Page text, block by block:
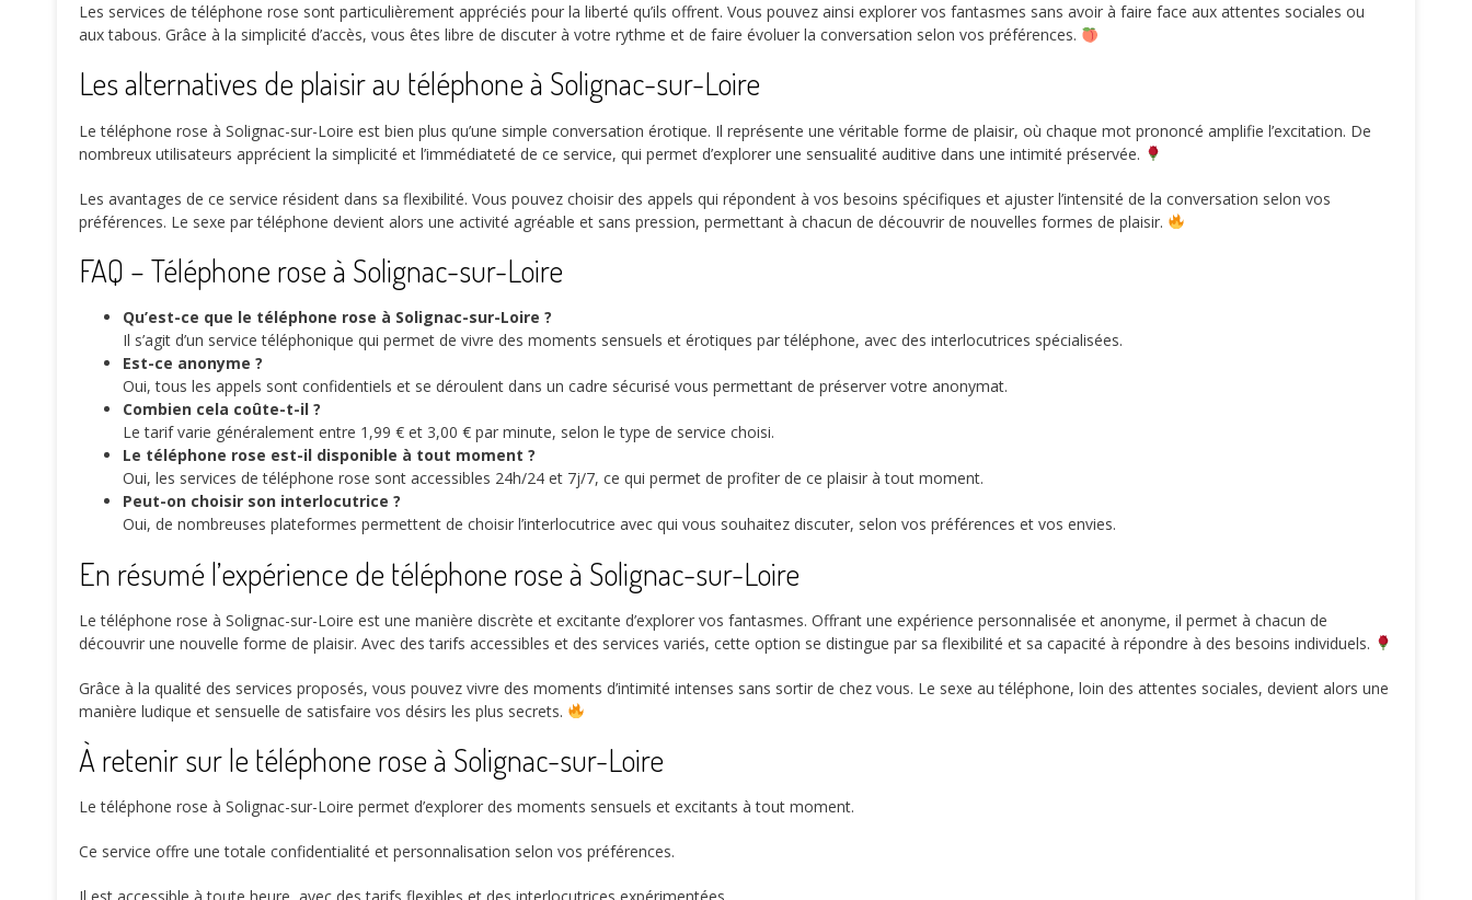
Les services de téléphone rose sont particulièrement appréciés pour la liberté qu’ils offrent. Vous pouvez ainsi explorer vos fantasmes sans avoir à faire face aux attentes sociales ou
aux tabous. Grâce à la simplicité d’accès, vous êtes libre de discuter à votre rythme et de faire évoluer la conversation selon vos préférences.
Les alternatives de plaisir au téléphone à Solignac-sur-Loire
Le téléphone rose à Solignac-sur-Loire est bien plus qu’une simple conversation érotique. Il représente une véritable forme de plaisir, où chaque mot prononcé amplifie l’excitation. De
nombreux utilisateurs apprécient la simplicité et l’immédiateté de ce service, qui permet d’explorer une sensualité auditive dans une intimité préservée.
Les avantages de ce service résident dans sa flexibilité. Vous pouvez choisir des appels qui répondent à vos besoins spécifiques et ajuster l’intensité de la conversation selon vos
préférences. Le sexe par téléphone devient alors une activité agréable et sans pression, permettant à chacun de découvrir de nouvelles formes de plaisir.
FAQ – Téléphone rose à Solignac-sur-Loire
Qu’est-ce que le téléphone rose à Solignac-sur-Loire ?
Il s’agit d’un service téléphonique qui permet de vivre des moments sensuels et érotiques par téléphone, avec des interlocutrices spécialisées.
Est-ce anonyme ?
Oui, tous les appels sont confidentiels et se déroulent dans un cadre sécurisé vous permettant de préserver votre anonymat.
Combien cela coûte-t-il ?
Le tarif varie généralement entre 1,99 € et 3,00 € par minute, selon le type de service choisi.
Le téléphone rose est-il disponible à tout moment ?
Oui, les services de téléphone rose sont accessibles 24h/24 et 7j/7, ce qui permet de profiter de ce plaisir à tout moment.
Peut-on choisir son interlocutrice ?
Oui, de nombreuses plateformes permettent de choisir l’interlocutrice avec qui vous souhaitez discuter, selon vos préférences et vos envies.
En résumé l’expérience de téléphone rose à Solignac-sur-Loire
Le téléphone rose à Solignac-sur-Loire est une manière discrète et excitante d’explorer vos fantasmes. Offrant une expérience personnalisée et anonyme, il permet à chacun de
découvrir une nouvelle forme de plaisir. Avec des tarifs accessibles et des services variés, cette option se distingue par sa flexibilité et sa capacité à répondre à des besoins individuels.
Grâce à la qualité des services proposés, vous pouvez vivre des moments d’intimité intenses sans sortir de chez vous. Le sexe au téléphone, loin des attentes sociales, devient alors une
manière ludique et sensuelle de satisfaire vos désirs les plus secrets.
À retenir sur le téléphone rose à Solignac-sur-Loire
Le téléphone rose à Solignac-sur-Loire permet d’explorer des moments sensuels et excitants à tout moment.
Ce service offre une totale confidentialité et personnalisation selon vos préférences.